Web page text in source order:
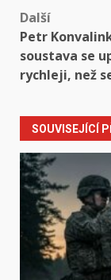
Další
Petr
soustava se
rychleji, než
SOUVISEJÍCÍ